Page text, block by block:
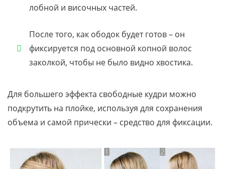
лобной и височных частей.
После того, как ободок будет готов – он
фиксируется под основной копной волос
заколкой, чтобы не было видно хвостика.
Для большего эффекта свободные кудри можно
подкрутить на плойке, используя для сохранения
объема и самой прически – средство для фиксации.